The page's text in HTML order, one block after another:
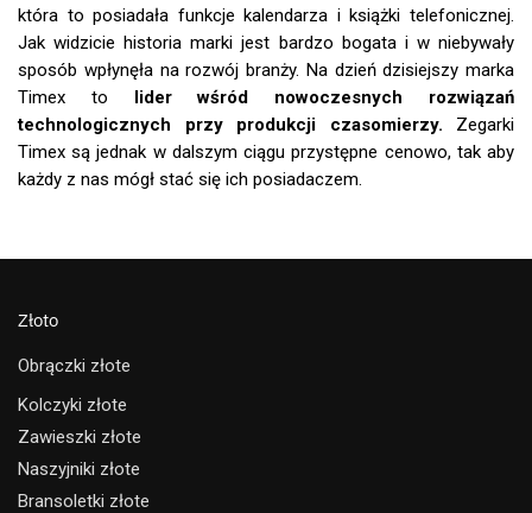
która to posiadała funkcje kalendarza i książki telefonicznej.
Jak widzicie historia marki jest bardzo bogata i w niebywały
sposób wpłynęła na rozwój branży. Na dzień dzisiejszy marka
Timex to lider wśród nowoczesnych rozwiązań
technologicznych przy produkcji czasomierzy. Zegarki
Timex są jednak w dalszym ciągu przystępne cenowo, tak aby
każdy z nas mógł stać się ich posiadaczem.
Złoto
Obrączki złote
Kolczyki złote
Zawieszki złote
Naszyjniki złote
Bransoletki złote